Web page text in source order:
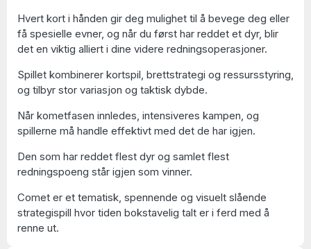
Hvert kort i hånden gir deg mulighet til å bevege deg eller
få spesielle evner, og når du først har reddet et dyr, blir
det en viktig alliert i dine videre redningsoperasjoner.
Spillet kombinerer kortspil, brettstrategi og ressursstyring,
og tilbyr stor variasjon og taktisk dybde.
Når kometfasen innledes, intensiveres kampen, og
spillerne må handle effektivt med det de har igjen.
Den som har reddet flest dyr og samlet flest
redningspoeng står igjen som vinner.
Comet er et tematisk, spennende og visuelt slående
strategispill hvor tiden bokstavelig talt er i ferd med å
renne ut.